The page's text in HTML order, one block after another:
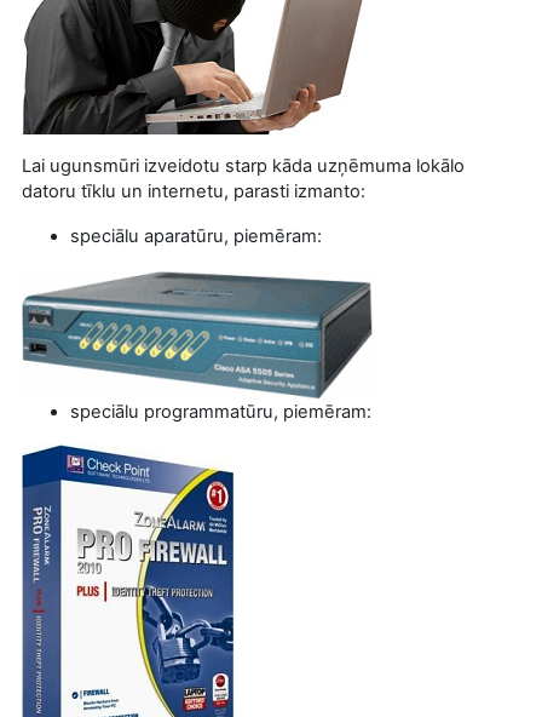
Lai ugunsmūri izveidotu starp kāda uzņēmuma lokālo
datoru tīklu un internetu, parasti izmanto:
speciālu aparatūru, piemēram:
speciālu programmatūru, piemēram: